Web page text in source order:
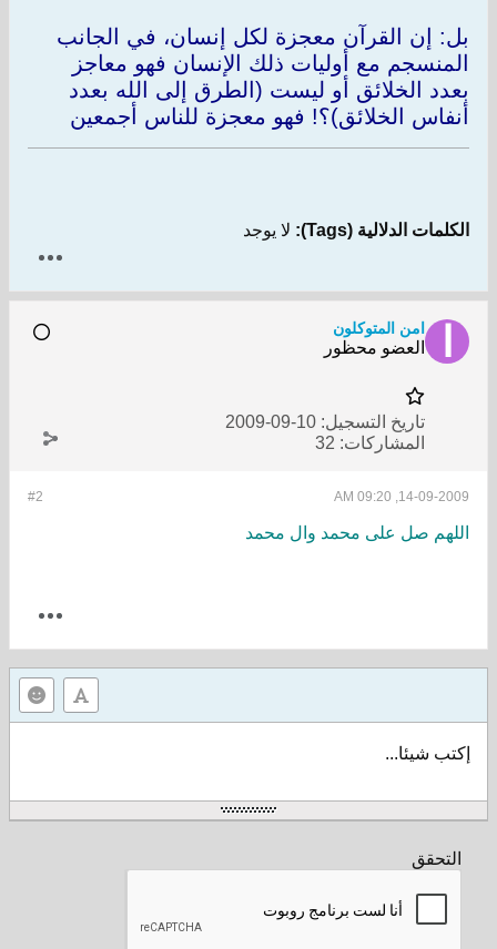
بل: إن القرآن معجزة لكل إنسان، في الجانب
المنسجم مع أوليات ذلك الإنسان فهو معاجز
بعدد الخلائق أو ليست (الطرق إلى الله بعدد
أنفاس الخلائق)؟! فهو معجزة للناس أجمعين
الكلمات الدلالية (Tags): لا يوجد
امن المتوكلون
العضو محظور
تاريخ التسجيل: 10-09-2009
المشاركات: 32
#2 14-09-2009, 09:20 AM
اللهم صل على محمد وال محمد
إكتب شيئا...
التحقق